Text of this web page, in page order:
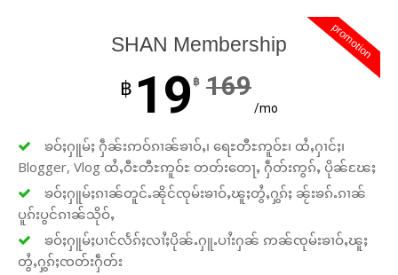
promotion
SHAN Membership
฿ 19 ฿ 169
/mo
ၶဝ်ႈႁူမ်ႈ ႁဵၼ်းဢဝ်ၵၢၼ်ၶၢဝ်ႇ၊ ရေႊတီႊဢူဝ်ႊ၊ ထႆႇႁၢင်ႈ၊
Blogger, Vlog ထႆႇဝီႊတီႊဢူဝ်ႊ တတ်းတေႃႇ ႁဵတ်းဢွၵ်ႇ ပိုၼ်ၽႄႈ
ၶဝ်ႈႁူမ်ႈၵၢၼ်တူင်ႉၼိုင်ၸုမ်းၶၢဝ်ႇၽူႈတွႆႇႁွၵ်ႈ ၼႂ်းၶၵ်ႉၵၢၼ်
ပူၵ်းပွင်ၵၢၼ်သိုဝ်ႇ
ၶဝ်ႈႁူမ်ႈပၢင်လႅၵ်ႈလၢႆႈပိုၼ်ႉႁူႉပၢႆးႁၼ် ဢၼ်ၸုမ်းၶၢဝ်ႇၽူႈ
တွႆႇႁွၵ်ႈၸတ်းႁဵတ်း